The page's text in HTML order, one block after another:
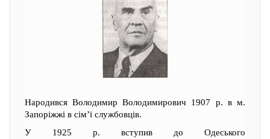
Народився Володимир Володимирович 1907 р. в м.
Запоріжжі в сім’ї службовців.
У 1925 р. вступив до Одеського